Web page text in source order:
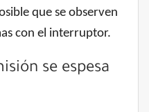
que se observen
con el interruptor.
se espesa